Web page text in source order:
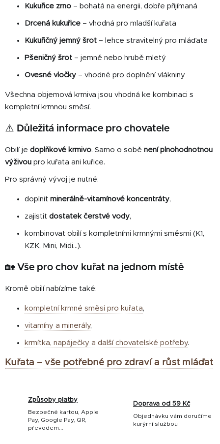
Kukuřice zrno – bohatá na energii, dobře přijímaná
Drcená kukuřice – vhodná pro mladší kuřata
Kukuřičný jemný šrot – lehce stravitelný pro mláďata
Pšeničný šrot – jemně nebo hrubě mletý
Ovesné vločky – vhodné pro doplnění vlákniny
Všechna objemová krmiva jsou vhodná ke kombinaci s
kompletní krmnou směsí.
⚠️ Důležitá informace pro chovatele
Obilí je doplňkové krmivo. Samo o sobě není plnohodnotnou
výživou pro kuřata ani kuřice.
Pro správný vývoj je nutné:
doplnit minerálně-vitamínové koncentráty,
zajistit dostatek čerstvé vody,
kombinovat obilí s kompletními krmnými směsmi (K1,
KZK, Mini, Midi…).
🏡 Vše pro chov kuřat na jednom místě
Kromě obilí nabízíme také:
kompletní krmné směsi pro kuřata,
vitamíny a minerály,
krmítka, napáječky a další chovatelské potřeby.
Kuřata – vše potřebné pro zdraví a růst mláďat
Způsoby platby
Bezpečné kartou, Apple
Pay, Google Pay, QR,
převodem...
Doprava od 59 Kč
Objednávku vám doručíme
kurýrní službou